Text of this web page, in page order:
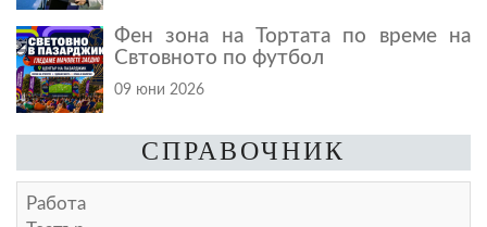
Фен зона на Тортата по време на
Свтовното по футбол
09 юни 2026
СПРАВОЧНИК
Работа